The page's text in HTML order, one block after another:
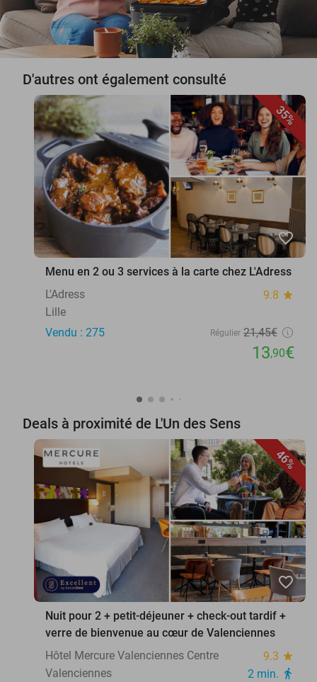
D'autres ont également consulté
35%
favorite_border
Menu en 2 ou 3 services à la carte chez L'Adress
L'Adress
9.8 star
Lille
Vendu : 275
Régulier 21,45€
13,90€
Deals à proximité de L'Un des Sens
46%
favorite_border
Nuit pour 2 + petit-déjeuner + check-out tardif +
verre de bienvenue au cœur de Valenciennes
Hôtel Mercure Valenciennes Centre
9.3 star
Valenciennes 2 min. directions_walk